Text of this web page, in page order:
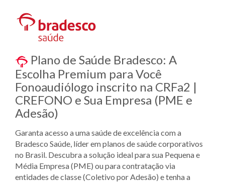
Plano de Saúde Bradesco: A
Escolha Premium para Você
Fonoaudiólogo inscrito na CRFa2 |
CREFONO e Sua Empresa (PME e
Adesão)
Garanta acesso a uma saúde de excelência com a
Bradesco Saúde, líder em planos de saúde corporativos
no Brasil. Descubra a solução ideal para sua Pequena e
Média Empresa (PME) ou para contratação via
entidades de classe (Coletivo por Adesão) e tenha a